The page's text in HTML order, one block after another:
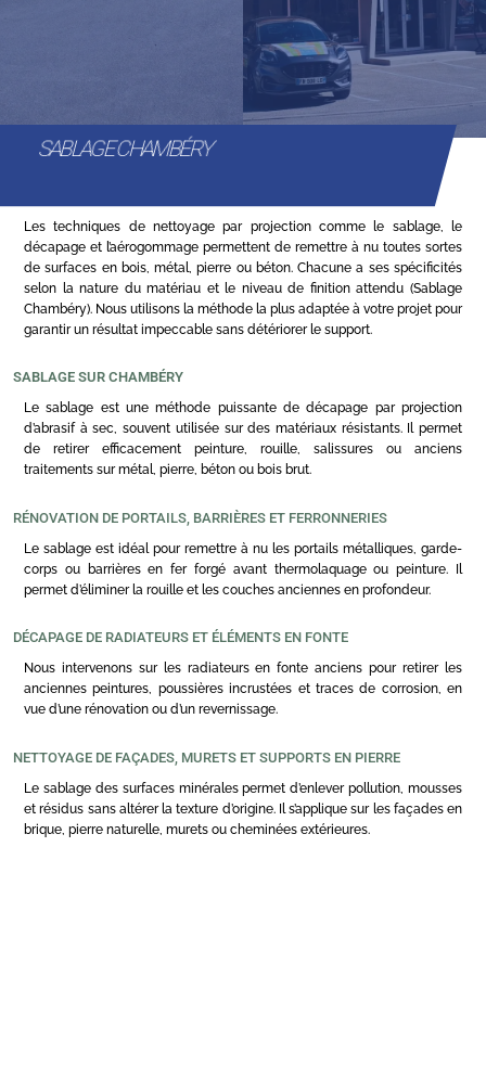
SABLAGE CHAMBÉRY
Les techniques de nettoyage par projection comme le sablage, le
décapage et l’aérogommage permettent de remettre à nu toutes sortes
de surfaces en bois, métal, pierre ou béton. Chacune a ses spécificités
selon la nature du matériau et le niveau de finition attendu (Sablage
Chambéry). Nous utilisons la méthode la plus adaptée à votre projet pour
garantir un résultat impeccable sans détériorer le support.
SABLAGE SUR CHAMBÉRY
Le sablage est une méthode puissante de décapage par projection
d’abrasif à sec, souvent utilisée sur des matériaux résistants. Il permet
de retirer efficacement peinture, rouille, salissures ou anciens
traitements sur métal, pierre, béton ou bois brut.
RÉNOVATION DE PORTAILS, BARRIÈRES ET FERRONNERIES
Le sablage est idéal pour remettre à nu les portails métalliques, garde-
corps ou barrières en fer forgé avant thermolaquage ou peinture. Il
permet d’éliminer la rouille et les couches anciennes en profondeur.
DÉCAPAGE DE RADIATEURS ET ÉLÉMENTS EN FONTE
Nous intervenons sur les radiateurs en fonte anciens pour retirer les
anciennes peintures, poussières incrustées et traces de corrosion, en
vue d’une rénovation ou d’un revernissage.
NETTOYAGE DE FAÇADES, MURETS ET SUPPORTS EN PIERRE
Le sablage des surfaces minérales permet d’enlever pollution, mousses
et résidus sans altérer la texture d’origine. Il s’applique sur les façades en
brique, pierre naturelle, murets ou cheminées extérieures.